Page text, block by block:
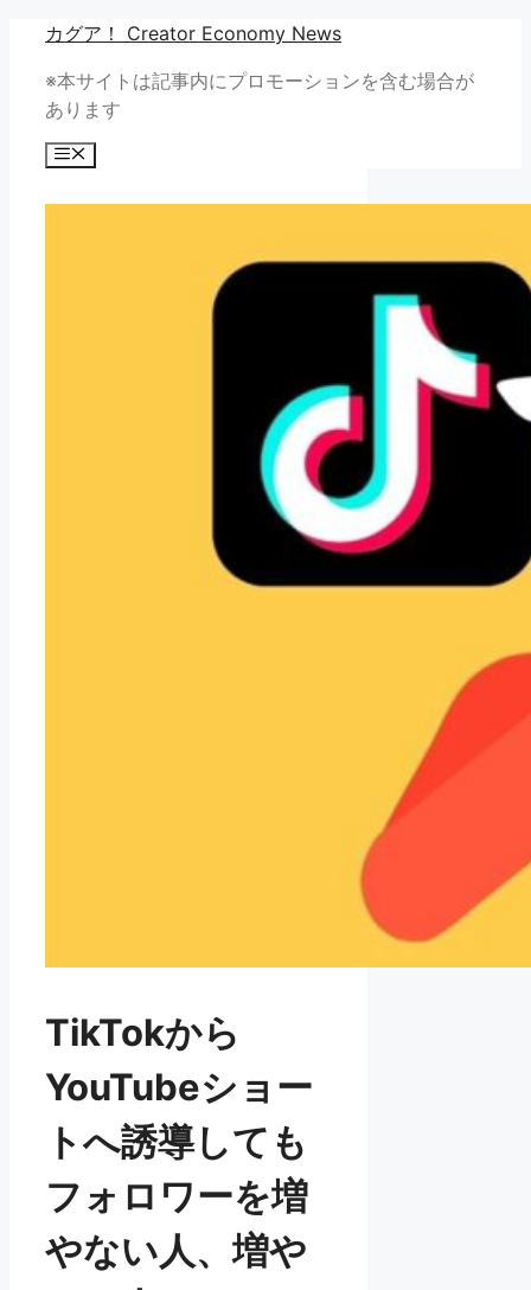
カグア！ Creator Economy News
※本サイトは記事内にプロモーションを含む場合が
あります
メ
TikTokから
YouTubeショー
トへ誘導しても
フォロワーを増
やない人、増や